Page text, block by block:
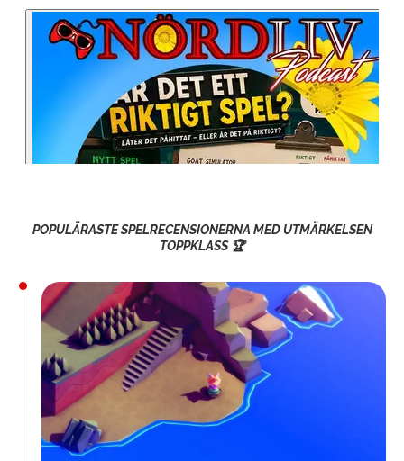
POPULÄRASTE SPELRECENSIONERNA MED UTMÄRKELSEN
TOPPKLASS 🏆